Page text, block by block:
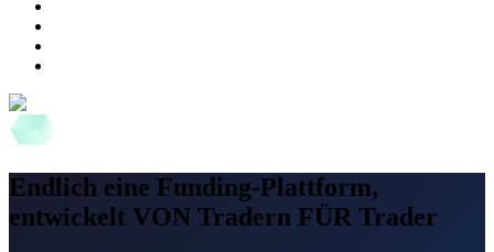
Endlich eine Funding-Plattform,
entwickelt VON Tradern FÜR Trader